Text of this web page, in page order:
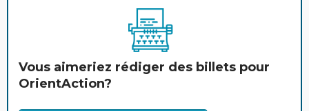
Vous aimeriez rédiger des billets pour
OrientAction?